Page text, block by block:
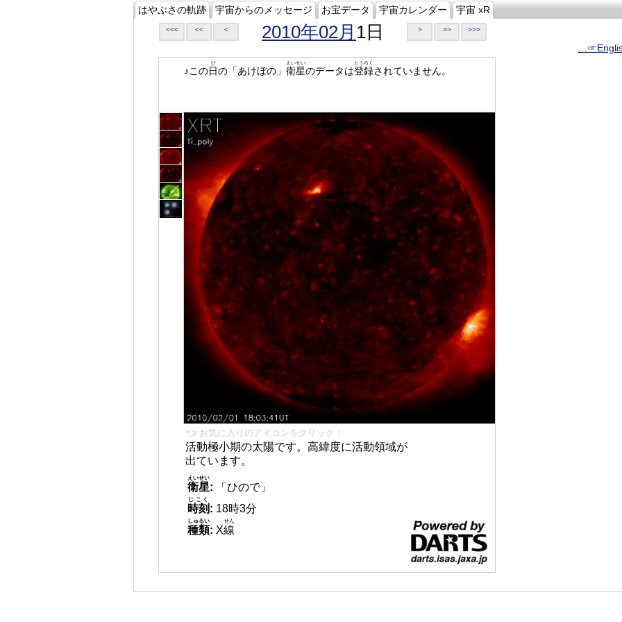
はやぶさの軌跡 宇宙からのメッセージ お宝データ 宇宙カレンダー 宇宙 xR
<<< << < 2010年02月 1日 > >> >>>
♪この日
ひ
の「あけぼの」 衛星
えいせい
のデータは登録
とうろく
されていません。
👈 お気に入りのアイコンをクリック！
活動極小期の太陽です。高緯度に活動領域が
出ています。
衛星
えいせい
:
「ひので」
時刻
じこく
: 18時3分
種類
しゅるい
: X線
せん